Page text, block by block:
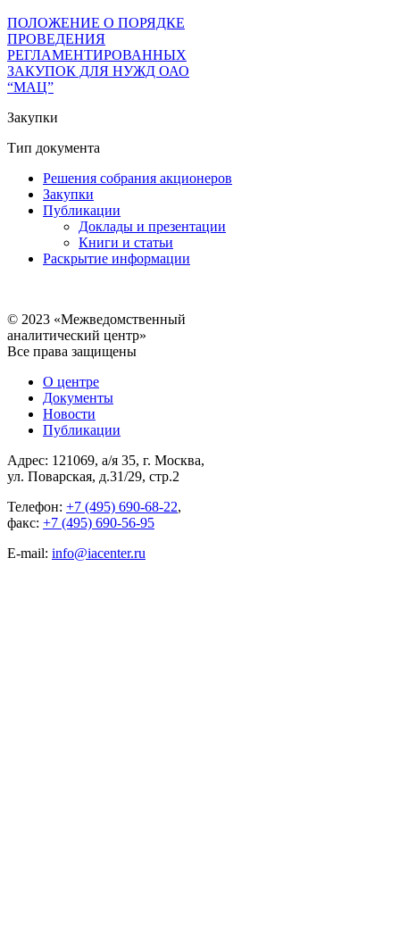
ПОЛОЖЕНИЕ О ПОРЯДКЕ
ПРОВЕДЕНИЯ
РЕГЛАМЕНТИРОВАННЫХ
ЗАКУПОК ДЛЯ НУЖД ОАО
“МАЦ”
Закупки
Тип документа
Решения собрания акционеров
Закупки
Публикации
Доклады и презентации
Книги и статьи
Раскрытие информации
© 2023 «Межведомственный
аналитический центр»
Все права защищены
О центре
Документы
Новости
Публикации
Адрес: 121069, а/я 35, г. Москва,
ул. Поварская, д.31/29, стр.2
Телефон: +7 (495) 690-68-22,
факс: +7 (495) 690-56-95
E-mail: info@iacenter.ru